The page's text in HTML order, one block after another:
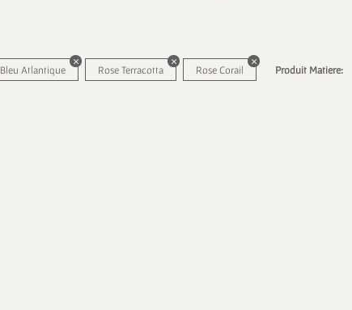
Bleu Atlantique Rose Terracotta Rose Corail Produit Matiere: